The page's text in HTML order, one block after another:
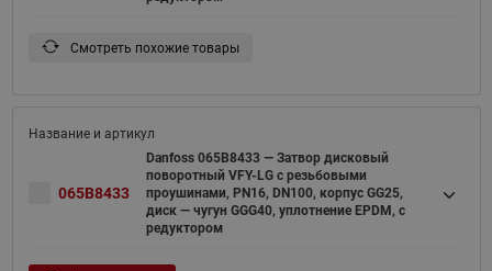
Смотреть похожие товары
065B8433
Danfoss 065B8433 — Затвор дисковый
поворотный VFY-LG с резьбовыми
проушинами, PN16, DN100, корпус GG25,
диск — чугун GGG40, уплотнение EPDM, с
редуктором